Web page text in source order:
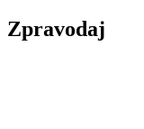
Zpravodaj